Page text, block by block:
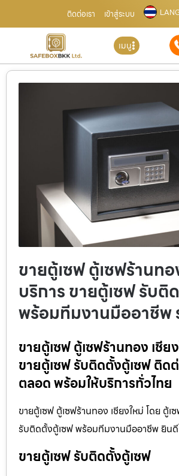
ติดต่อเรา เข้าสู่ระบบ
เมนู
ขายตู้เซฟ ตู้เซฟร้านทอ
บริการ ขายตู้เซฟ รับติ
พร้อมทีมงานมืออาชีพ
ขายตู้เซฟ ตู้เซฟร้านทอง เชีย
ขายตู้เซฟ รับติดตั้งตู้เซฟ ติด
ตลอด พร้อมให้บริการทั่วไทย
ขายตู้เซฟ ตู้เซฟร้านทอง เชียงใหม่ โดย ตู้
รับติดตั้งตู้เซฟ พร้อมทีมงานมืออาชีพ ยินดี
ขายตู้เซฟ รับติดตั้งตู้เซฟ